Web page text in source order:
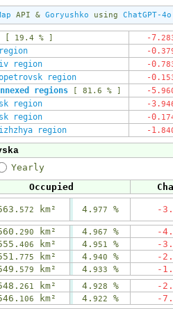
API & Goryushko using ChatGPT-4o
19.4 % ] -7.
-0.
region -0.
region -0.
regions [ 81.6 % ] -5.
region -3.
region -0.
region -1.
Yearly
Occupied
572 km² 4. 977 % -3 .
290 km² 4. 967 % -4 .
406 km² 4. 951 % -3 .
775 km² 4. 940 % -2 .
579 km² 4. 933 % -1 .
261 km² 4. 928 % -2 .
106 km² 4. 922 % -7 .